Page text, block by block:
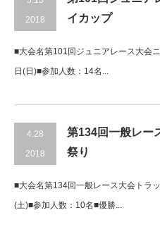
2018
イカップ
■大会名第101回ジュニアレース大会
日(日)■参加人数：14名...
4.28
2018
第134回一般レー
祭り
■大会名第134回一般レース大会トラ
(土)■参加人数：10名■優勝...